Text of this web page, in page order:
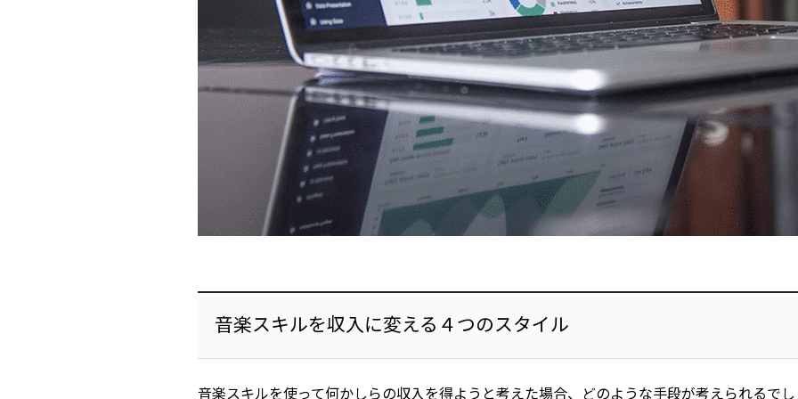
音楽スキルを収入に変える４つのスタイル
音楽スキルを使って何かしらの収入を得ようと考えた場合、どのような手段が考えられるで